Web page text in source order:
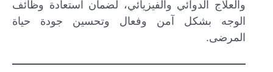
والعلاج الدوائي والفيزيائي، لضمان استعادة وظائف
الوجه بشكل آمن وفعال وتحسين جودة حياة
المرضى.